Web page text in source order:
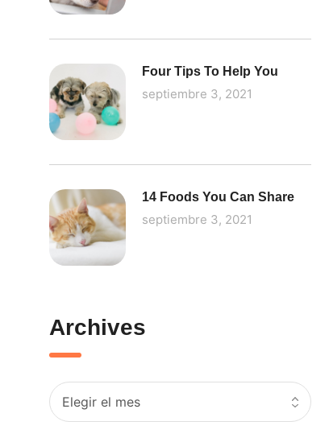
Four Tips To Help You
septiembre 3, 2021
14 Foods You Can Share
septiembre 3, 2021
Archives